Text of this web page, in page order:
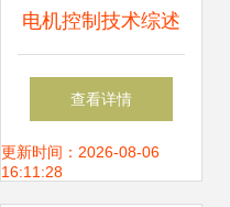
电机控制技术综述
从基础理论到机电
系统集成
查看详情
更新时间：2026-08-06
16:11:28